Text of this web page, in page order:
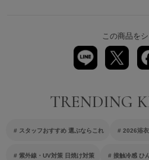
この商品を
スタッフおすすめ 選ぶならこれ 2026浴
紫外線・UV対策 日焼け対策 接触冷感 ひ